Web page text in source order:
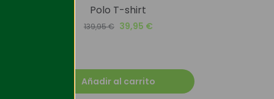
Polo T-shirt
139,95€ 39,95 €
Añadir al carrito